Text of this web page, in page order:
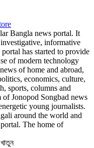
Bangla news portal. It
informative
has started to provide
of modern technology
of home and abroad,
economics, culture,
sports, columns and
of Jonopod Songbad news
young journalists.
around the world and
The home of